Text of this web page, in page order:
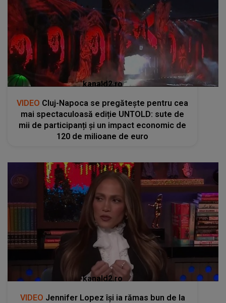
kanald2.ro
VIDEO Cluj-Napoca se pregătește pentru cea
mai spectaculoasă ediție UNTOLD: sute de
mii de participanți și un impact economic de
120 de milioane de euro
kanald2.ro
VIDEO Jennifer Lopez își ia rămas bun de la